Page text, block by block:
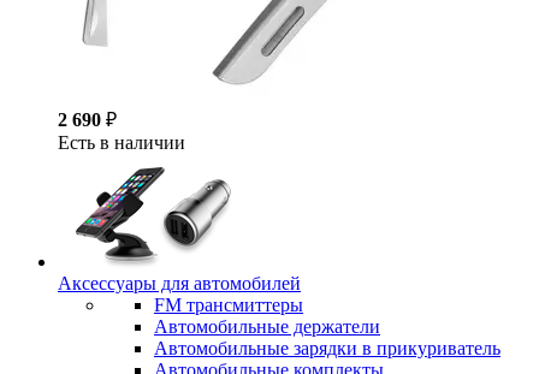
2 690 ₽
Есть в наличии
Аксессуары для автомобилей
FM трансмиттеры
Автомобильные держатели
Автомобильные зарядки в прикуриватель